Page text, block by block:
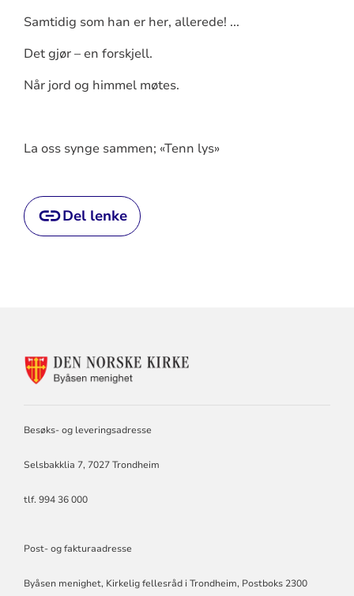
Samtidig som han er her, allerede! ...
Det gjør – en forskjell.
Når jord og himmel møtes.
La oss synge sammen; «Tenn lys»
Del lenke
Besøks- og leveringsadresse
Selsbakklia 7, 7027 Trondheim
tlf. 994 36 000
Post- og fakturaadresse
Byåsen menighet, Kirkelig fellesråd i Trondheim, Postboks 2300